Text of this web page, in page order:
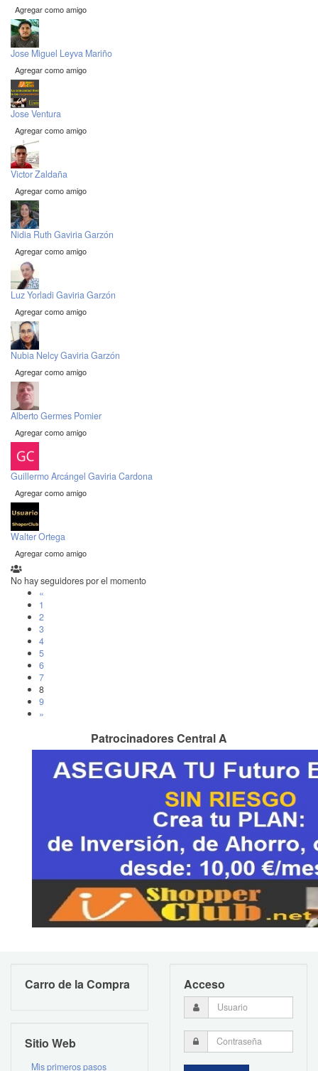
Agregar como amigo
Jose Miguel Leyva Mariño
Agregar como amigo
Jose Ventura
Agregar como amigo
Victor Zaldaña
Agregar como amigo
Nidia Ruth Gaviria Garzón
Agregar como amigo
Luz Yorladi Gaviria Garzón
Agregar como amigo
Nubia Nelcy Gaviria Garzón
Agregar como amigo
Alberto Germes Pomier
Agregar como amigo
Guillermo Arcángel Gaviria Cardona
Agregar como amigo
Walter Ortega
Agregar como amigo
No hay seguidores por el momento
«
1
2
3
4
5
6
7
8
9
»
Patrocinadores Central A
Carro de la Compra
Sitio Web
Mis primeros pasos
Acceso